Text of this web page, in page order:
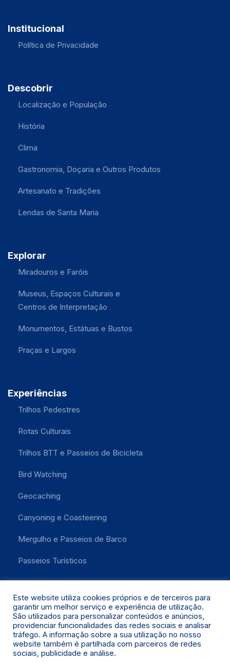
Institucional
Política de Privacidade
Descobrir
Localização e População
História
Clima
Gastronomia, Doçaria e Outros Produtos
Artesanato e Tradições
Lendas de Santa Maria
Explorar
Miradouros e Faróis
Museus, Espaços Culturais e
Centros de Interpretação
Monumentos, Estátuas e Bustos
Praças e Largos
Experiências
Trilhos Pedestres
Rotas Culturais
Trilhos BTT e Passeios de Bicicleta
Bird Watching
Geocaching
Canyoning e Coasteering
Mergulho e Passeios de Barco
Passeios Turísticos
Santa Maria 2021 © Todos os Direitos Reservados.
Este website utiliza cookies próprios e de terceiros para
garantir um melhor serviço e experiência de utilização.
São utilizados para personalizar conteúdos e anúncios,
providenciar funcionalidades das redes sociais e analisar
tráfego. A informação sobre a sua utilização no nosso
website também é partilhada com parceiros de redes
sociais, publicidade e análise.